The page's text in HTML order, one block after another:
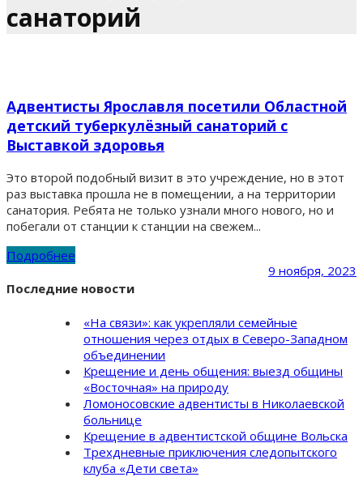
санаторий
Адвентисты Ярославля посетили Областной
детский туберкулёзный санаторий с
Выставкой здоровья
Это второй подобный визит в это учреждение, но в этот
раз выставка прошла не в помещении, а на территории
санатория. Ребята не только узнали много нового, но и
побегали от станции к станции на свежем...
Подробнее
9 ноября, 2023
Последние новости
«На связи»: как укрепляли семейные
отношения через отдых в Северо-Западном
объединении
Крещение и день общения: выезд общины
«Восточная» на природу
Ломоносовские адвентисты в Николаевской
больнице
Крещение в адвентистской общине Вольска
Трехдневные приключения следопытского
клуба «Дети света»